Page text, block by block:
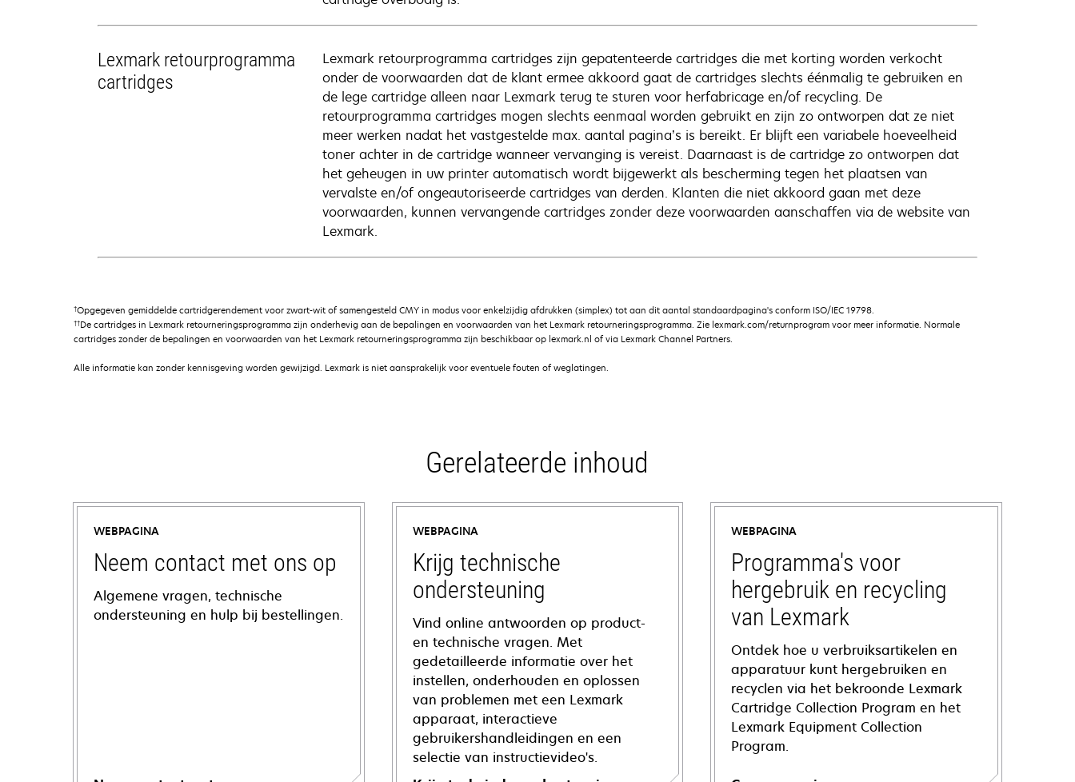
Lexmark retourprogramma
cartridges
Lexmark retourprogramma cartridges zijn gepatenteerde cartridges die met korting worden verkocht
onder de voorwaarden dat de klant ermee akkoord gaat de cartridges slechts éénmalig te gebruiken en
de lege cartridge alleen naar Lexmark terug te sturen voor herfabricage en/of recycling. De
retourprogramma cartridges mogen slechts eenmaal worden gebruikt en zijn zo ontworpen dat ze niet
meer werken nadat het vastgestelde max. aantal pagina’s is bereikt. Er blijft een variabele hoeveelheid
toner achter in de cartridge wanneer vervanging is vereist. Daarnaast is de cartridge zo ontworpen dat
het geheugen in uw printer automatisch wordt bijgewerkt als bescherming tegen het plaatsen van
vervalste en/of ongeautoriseerde cartridges van derden. Klanten die niet akkoord gaan met deze
voorwaarden, kunnen vervangende cartridges zonder deze voorwaarden aanschaffen via de website van
Lexmark.
†Opgegeven gemiddelde cartridgerendement voor zwart-wit of samengesteld CMY in modus voor enkelzijdig afdrukken (simplex) tot aan dit aantal standaardpagina's conform ISO/IEC 19798.
††De cartridges in Lexmark retourneringsprogramma zijn onderhevig aan de bepalingen en voorwaarden van het Lexmark retourneringsprogramma. Zie lexmark.com/returnprogram voor meer informatie. Normale
cartridges zonder de bepalingen en voorwaarden van het Lexmark retourneringsprogramma zijn beschikbaar op lexmark.nl of via Lexmark Channel Partners.
Alle informatie kan zonder kennisgeving worden gewijzigd. Lexmark is niet aansprakelijk voor eventuele fouten of weglatingen.
Gerelateerde inhoud
WEBPAGINA
Neem contact met ons op
Algemene vragen, technische
ondersteuning en hulp bij bestellingen.
WEBPAGINA
Krijg technische
ondersteuning
Vind online antwoorden op product-
en technische vragen. Met
gedetailleerde informatie over het
instellen, onderhouden en oplossen
van problemen met een Lexmark
apparaat, interactieve
gebruikershandleidingen en een
selectie van instructievideo's.
WEBPAGINA
Programma's voor
hergebruik en recycling
van Lexmark
Ontdek hoe u verbruiksartikelen en
apparatuur kunt hergebruiken en
recyclen via het bekroonde Lexmark
Cartridge Collection Program en het
Lexmark Equipment Collection
Program.